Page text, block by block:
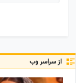
از سراسر وب